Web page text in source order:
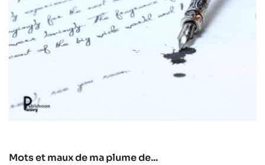
Mots et maux de ma plume de...